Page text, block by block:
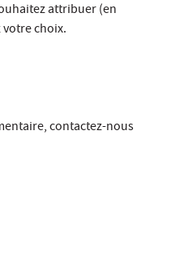
attribuer (en
choix.
contactez-nous